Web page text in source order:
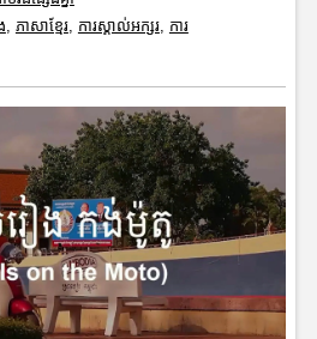
ភាសាខ្មែរ, ការស្គាល់អក្សរ, ការ